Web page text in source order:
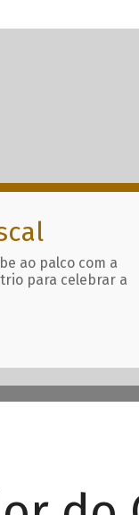
ao palco com a
para celebrar a